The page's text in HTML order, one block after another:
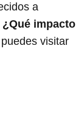
a
impacto
puedes visitar